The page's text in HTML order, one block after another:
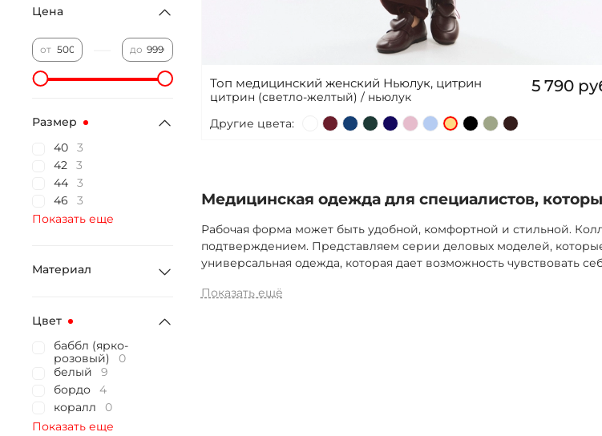
Топ медицинский женский Ньюлук, цитрин
цитрин (светло-желтый) / ньюлук
5 790
Другие цвета:
Медицинская одежда для специалистов,
Рабочая форма может быть удобной, комфортной и стильной.
подтверждением. Представляем серии деловых моделей,
универсальная одежда, которая дает возможность чувствовать
Показать ещё
Цена
от до
Размер
40
3
42
3
44
3
46
3
Показать еще
Материал
Цвет
баббл (ярко-
розовый)
0
белый
9
бордо
4
коралл
0
Показать еще